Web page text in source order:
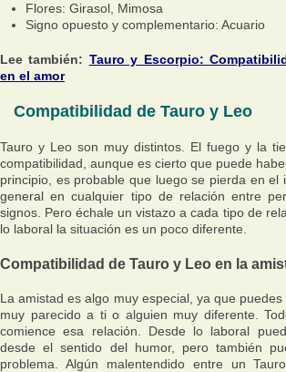
Flores: Girasol, Mimosa
Signo opuesto y complementario: Acuario
Lee también: Tauro y Escorpio:
en el amor
Compatibilidad de Tauro y Leo
Tauro y Leo son muy distintos. El fuego y la
compatibilidad, aunque es cierto que puede
principio, es probable que luego se pierda en el
general en cualquier tipo de relación entre
signos. Pero échale un vistazo a cada tipo de
lo laboral la situación es un poco diferente.
Compatibilidad de Tauro y Leo en la
La amistad es algo muy especial, ya que
muy parecido a ti o alguien muy diferente.
comience esa relación. Desde lo laboral
desde el sentido del humor, pero también
problema. Algún malentendido entre un